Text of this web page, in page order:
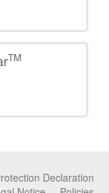
TM
Declaration